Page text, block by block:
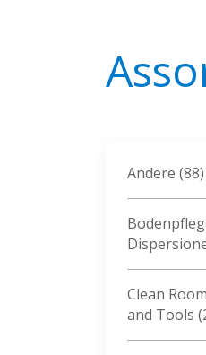
Andere (88)
Clean
and Tools